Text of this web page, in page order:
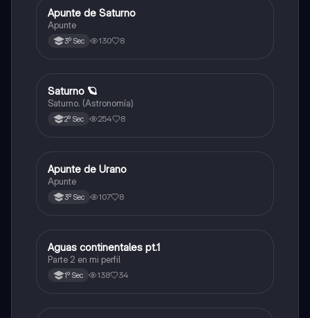
Español
Apunte de Saturno
Apunte
3º Sec 130 8
Geografía
Saturno 🪐
Saturno. (Astronomía)
2º Sec 254 8
Español
Apunte de Urano
Apunte
3º Sec 107 8
Geografía
Aguas continentales pt.1
Parte 2 en mi perfil
1º Sec 138 34